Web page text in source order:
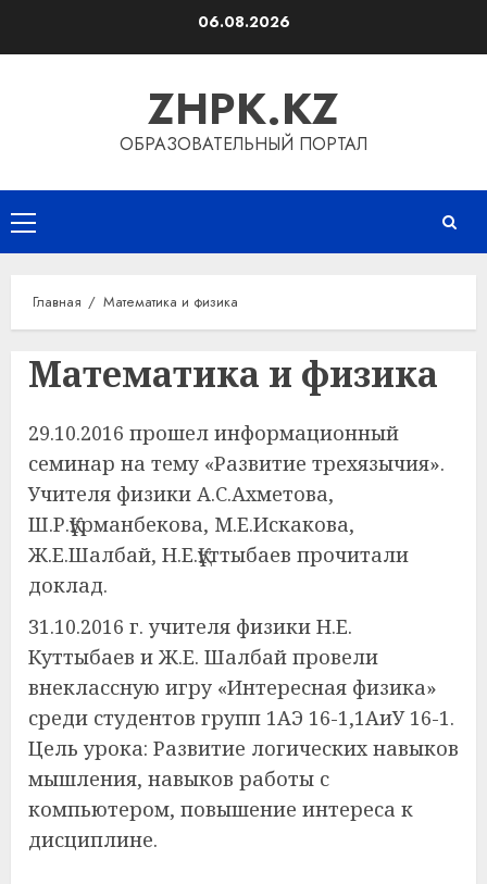
06.08.2026
ZHPK.KZ
ОБРАЗОВАТЕЛЬНЫЙ ПОРТАЛ
Основное
меню
Главная Математика и физика
Математика и физика
29.10.2016 прошел информационный
семинар на тему «Развитие трехязычия».
Учителя физики А.С.Ахметова,
Ш.Р.Құрманбекова, М.Е.Искакова,
Ж.Е.Шалбай, Н.Е.Құттыбаев прочитали
доклад.
31.10.2016 г. учителя физики Н.Е.
Куттыбаев и Ж.Е. Шалбай провели
внеклассную игру «Интересная физика»
среди студентов групп 1AЭ 16-1,1AиУ 16-1.
Цель урока: Развитие логических навыков
мышления, навыков работы с
компьютером, повышение интереса к
дисциплине.